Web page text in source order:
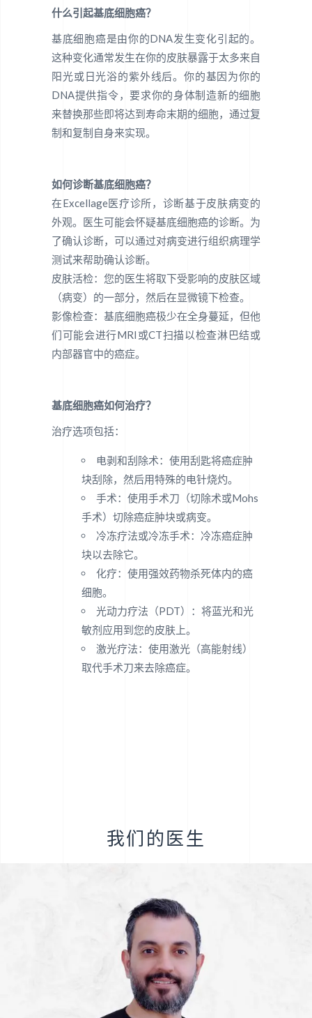
什么引起基底细胞癌？
基底细胞癌是由你的DNA发生变化引起的。
这种变化通常发生在你的皮肤暴露于太多来自
阳光或日光浴的紫外线后。你的基因为你的
DNA提供指令，要求你的身体制造新的细胞
来替换那些即将达到寿命末期的细胞，通过复
制和复制自身来实现。
如何诊断基底细胞癌？
在Excellage医疗诊所，诊断基于皮肤病变的
外观。医生可能会怀疑基底细胞癌的诊断。为
了确认诊断，可以通过对病变进行组织病理学
测试来帮助确认诊断。
皮肤活检：您的医生将取下受影响的皮肤区域
（病变）的一部分，然后在显微镜下检查。
影像检查：基底细胞癌极少在全身蔓延，但他
们可能会进行MRI或CT扫描以检查淋巴结或
内部器官中的癌症。
基底细胞癌如何治疗？
治疗选项包括：
电剥和刮除术：使用刮匙将癌症肿
块刮除，然后用特殊的电针烧灼。
手术：使用手术刀（切除术或Mohs
手术）切除癌症肿块或病变。
冷冻疗法或冷冻手术：冷冻癌症肿
块以去除它。
化疗：使用强效药物杀死体内的癌
细胞。
光动力疗法（PDT）：将蓝光和光
敏剂应用到您的皮肤上。
激光疗法：使用激光（高能射线）
取代手术刀来去除癌症。
我们的医生